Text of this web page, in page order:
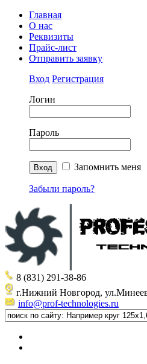
Главная
О нас
Реквизиты
Прайс-лист
Отправить заявку
Вход Регистрация
Логин
Пароль
Запомнить меня
Забыли пароль?
8 (831) 291-38-86
г.Нижний Новгород,
info@prof-technologies.ru